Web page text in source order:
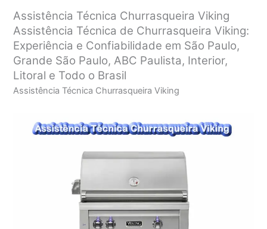
Assistência Técnica Churrasqueira Viking
Assistência Técnica de Churrasqueira Viking:
Experiência e Confiabilidade em São Paulo,
Grande São Paulo, ABC Paulista, Interior,
Litoral e Todo o Brasil
Assistência Técnica Churrasqueira Viking